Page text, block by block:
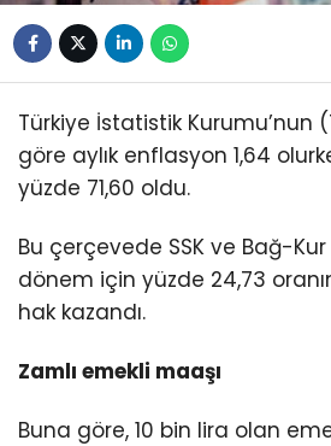
Türkiye İstatistik Kurumu’nun
göre aylık enflasyon 1,64
yüzde 71,60 oldu.
Bu çerçevede SSK ve Bağ-
dönem için yüzde 24,73
hak kazandı.
Zamlı emekli maaşı
Buna göre, 10 bin lira olan